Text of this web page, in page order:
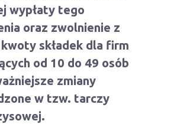
wypłaty tego
oraz zwolnienie z
składek dla firm
od 10 do 49 osób
zmiany
w tzw. tarczy